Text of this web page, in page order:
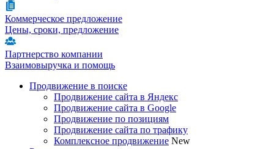
Коммерческое предложение
Цены, сроки, предложение
Партнерство компании
Взаимовыручка и помощь
Продвижение в поиске
Продвижение сайта в Яндекс
Продвижение сайта в Google
Продвижение по позициям
Продвижение сайта по трафику
Комплексное продвижение New